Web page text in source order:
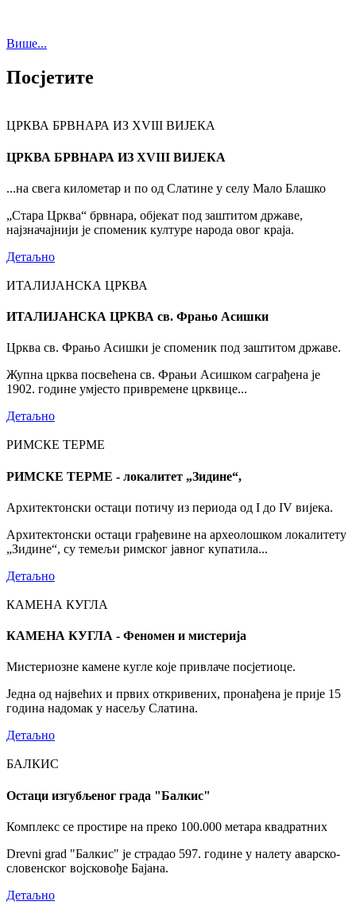
Више...
Посјетите
ЦРКВА БРВНАРА ИЗ XVIII ВИЈЕКА
ЦРКВА БРВНАРА ИЗ XVIII ВИЈЕКА
...на свега километар и по од Слатине у селу Мало Блашко
„Стара Црква“ брвнара, објекат под заштитом државе,
најзначајнији је споменик културе народа овог краја.
Детаљно
ИТАЛИЈАНСКА ЦРКВА
ИТАЛИЈАНСКА ЦРКВА св. Фрањо Асишки
Црква св. Фрањо Асишки је споменик под заштитом државе.
Жупна црква посвећена св. Фрањи Асишком саграђена је
1902. године умјесто привремене црквице...
Детаљно
РИМСКЕ ТЕРМЕ
РИМСКЕ ТЕРМЕ - локалитет „Зидине“,
Архитектонски остаци потичу из периода од I до IV вијека.
Архитектонски остаци грађевине на археолошком локалитету
„Зидине“, су темељи римског јавног купатила...
Детаљно
КАМЕНА КУГЛА
КАМЕНА КУГЛА - Феномен и мистерија
Мистериозне камене кугле које привлаче посјетиоце.
Једна од највећих и првих откривених, пронађена је прије 15
година надомак у насељу Слатина.
Детаљно
БАЛКИС
Остаци изгубљеног града "Балкис"
Комплекс се простире на преко 100.000 метара квадратних
Drevni grad "Балкис" је страдао 597. године у налету аварско-
словенског војсковође Бајана.
Детаљно